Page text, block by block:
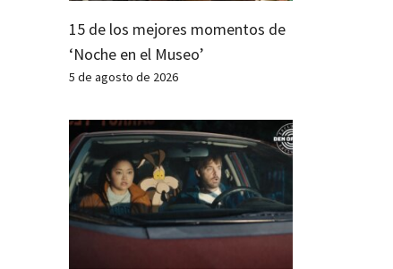
15 de los mejores momentos de
‘Noche en el Museo’
5 de agosto de 2026